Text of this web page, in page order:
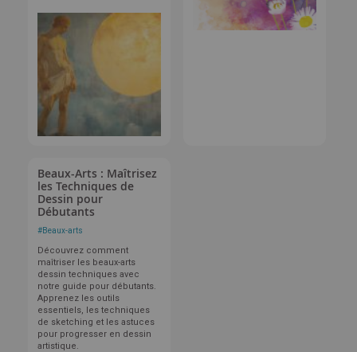
Beaux-Arts : Maîtrisez
les Techniques de
Dessin pour
Débutants
#Beaux-arts
Découvrez comment
maîtriser les beaux-arts
dessin techniques avec
notre guide pour débutants.
Apprenez les outils
essentiels, les techniques
de sketching et les astuces
pour progresser en dessin
artistique.